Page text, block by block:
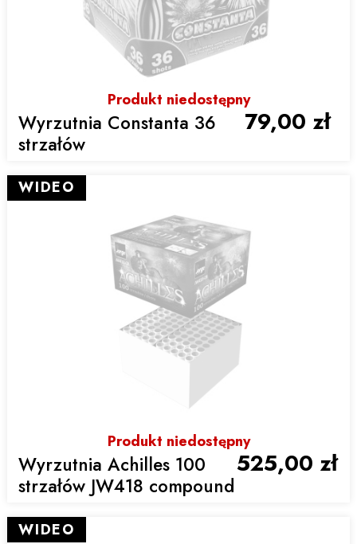
Produkt niedostępny
Wyrzutnia Constanta 36
strzałów
79,00 zł
Produkt niedostępny
Wyrzutnia Achilles 100
strzałów JW418 compound
525,00 zł
WIDEO
WIDEO